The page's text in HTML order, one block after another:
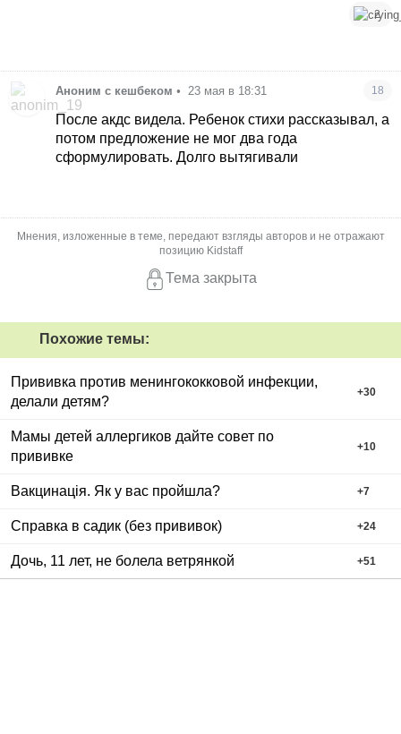
2
Аноним с кешбеком • 23 мая в 18:31 18
После акдс видела. Ребенок стихи рассказывал, а
потом предложение не мог два года
сформулировать. Долго вытягивали
Мнения, изложенные в теме, передают взгляды авторов и не отражают
позицию Kidstaff
Тема закрыта
Похожие темы:
Прививка против менингококковой инфекции,
делали детям?
+30
Мамы детей аллергиков дайте совет по
прививке
+10
Вакцинація. Як у вас пройшла? +7
Справка в садик (без прививок) +24
Дочь, 11 лет, не болела ветрянкой +51